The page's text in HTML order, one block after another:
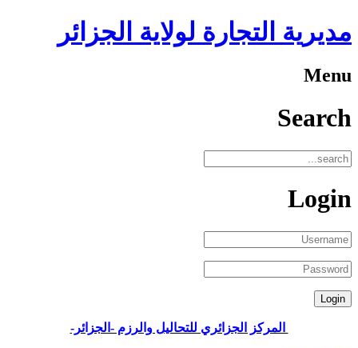
مديرية التجارة لولاية الجزائر
Menu
Search
Login
المركز الجزائري للتحاليل والرزم -الجزائر-